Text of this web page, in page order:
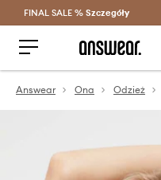
FINAL SALE % Szczegóły
Answear Ona Odzież